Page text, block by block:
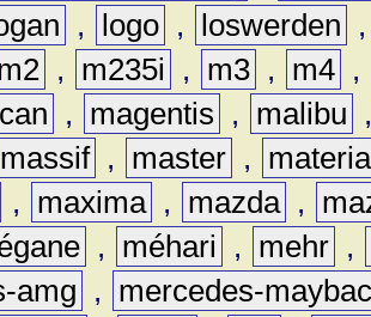
, logo , loswerden
, m235i , m3 , m4 ,
, magentis , malibu
massif , master ,
materia
, maxima , mazda ,
, méhari , mehr ,
amg
,
mercedes-